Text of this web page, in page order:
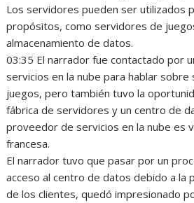
Los servidores pueden ser utilizados
propósitos, como servidores de
almacenamiento de datos.
03:35 El narrador fue contactado por
servicios en la nube para hablar
juegos, pero también tuvo la
fábrica de servidores y un centro de
proveedor de servicios en la nube es
francesa.
El narrador tuvo que pasar por un
acceso al centro de datos debido a la
de los clientes, quedó impresionado